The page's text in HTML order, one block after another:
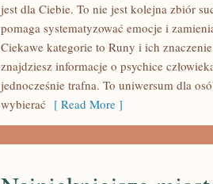
jest dla Ciebie. To nie jest kolejna zbiór
pomaga systematyzować emocje i
Ciekawe kategorie to Runy i ich
znajdziesz informacje o psychice
jednocześnie trafna. To uniwersum dla
wybierać [ Read More ]